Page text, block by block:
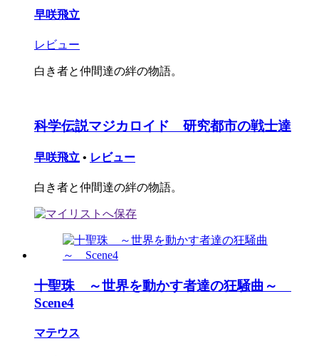
早咲飛立
レビュー
白き者と仲間達の絆の物語。
科学伝説マジカロイド 研究都市の戦士達
早咲飛立 • レビュー
白き者と仲間達の絆の物語。
十聖珠 ～世界を動かす者達の狂騒曲～
Scene4
マテウス